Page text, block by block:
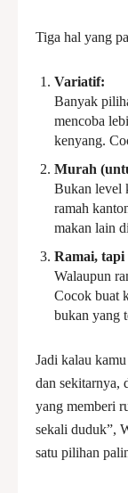
Tiga hal yang
Variatif:
Banyak
mencoba
kenyang.
Murah
Bukan level
ramah
makan lain
Ramai, tapi
Walaupun
Cocok buat
bukan yang
Jadi kalau
dan sekitarnya,
yang memberi
sekali duduk”,
satu pilihan